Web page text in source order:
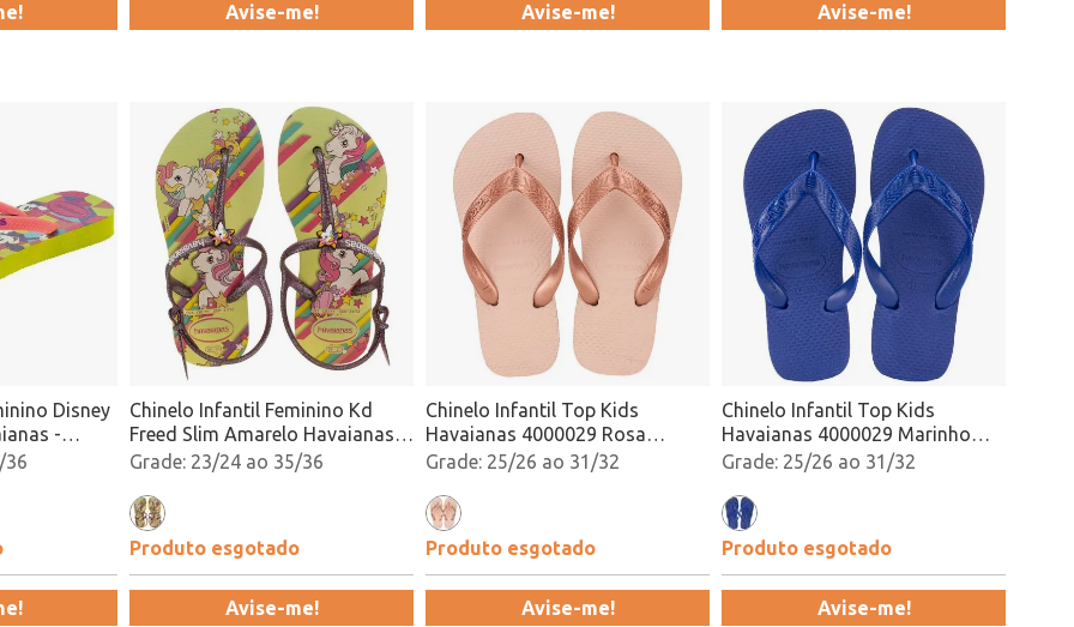
Avise-me! Avise-me! Avise-me!
Disney
-
36
Chinelo Infantil Feminino Kd
Freed Slim Amarelo Havaianas -
4144882 Atacado
23/24 ao 35/36
Produto esgotado
Avise-me!
Chinelo Infantil Top Kids
Havaianas 4000029 Rosa
Atacado25/26 ao 31/32
Produto esgotado
Avise-me!
Chinelo Infantil Top Kids
Havaianas 4000029 Marinho
Atacado25/26 ao 31/32
Produto esgotado
Avise-me!